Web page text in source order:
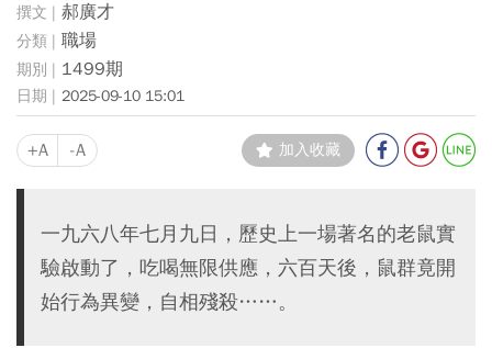
郝廣才
職場
1499期
2025-09-10 15:01
+A -A 加入收藏
一九六八年七月九日，歷史上一場著名的老鼠實
驗啟動了，吃喝無限供應，六百天後，鼠群竟開
始行為異變，自相殘殺……。